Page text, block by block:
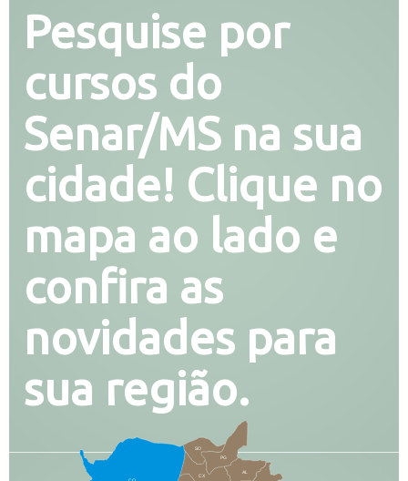
Pesquise por
cursos do
Senar/MS na sua
cidade! Clique no
mapa ao lado e
confira as
novidades para
sua região.
CO
CX
AL
PG
SO